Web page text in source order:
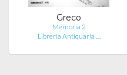
Greco
Memoria 2
Libreria Antiquaria …